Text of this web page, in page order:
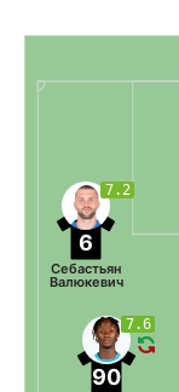
7.2
6
Себастьян
Валюкевич
7.6
90